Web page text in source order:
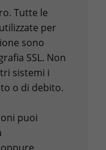
Tutte le
per
sono
SSL. Non
sistemi i
o di debito.
puoi